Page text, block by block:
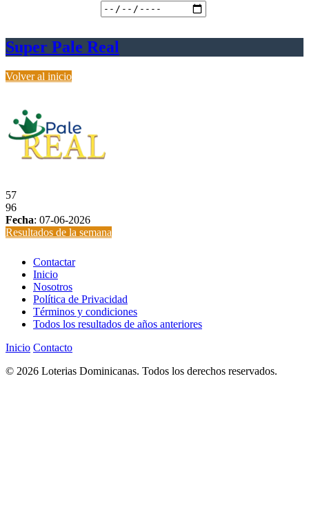
Super Pale Real
Volver al inicio
57
96
Fecha: 07-06-2026
Resultados de la semana
Contactar
Inicio
Nosotros
Política de Privacidad
Términos y condiciones
Todos los resultados de años anteriores
Inicio Contacto
© 2026 Loterias Dominicanas. Todos los derechos reservados.